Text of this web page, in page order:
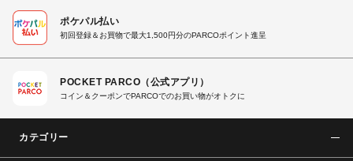
ポケパル払い
初回登録＆お買物で最大1,500円分のPARCOポイント進呈
POCKET PARCO（公式アプリ）
コイン＆クーポンでPARCOでのお買い物がオトクに
カテゴリー